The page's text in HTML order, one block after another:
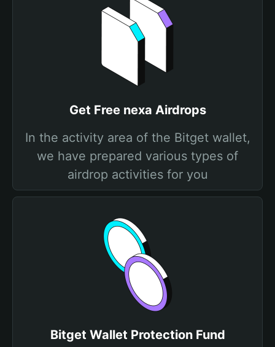
Get Free nexa Airdrops
In the activity area of the Bitget wallet,
we have prepared various types of
airdrop activities for you
Bitget Wallet Protection Fund